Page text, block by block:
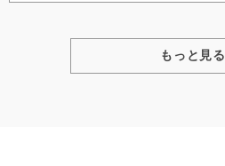
もっと見る